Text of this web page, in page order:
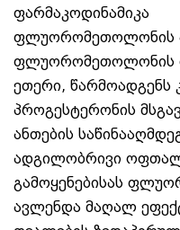
ფარმაკოდინამიკა
ფლუორომეთოლონის
ფლუორომეთოლონის
ეთერი,
პროგესტერონის
ანთების
ადგილობრივი
გამოყენებისას
ავლენდა მაღალ